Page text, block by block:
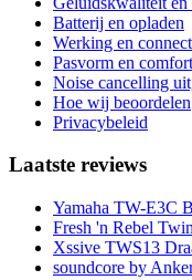
Batterij en opladen
Werking en
Pasvorm en comfort
Noise cancelling
Hoe wij beoordelen
Privacybeleid
Laatste reviews
Yamaha TW-E3C
Fresh 'n Rebel
Xssive TWS13
soundcore by